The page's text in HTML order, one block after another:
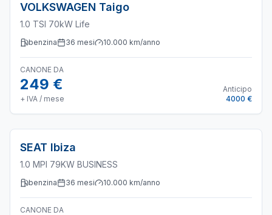
VOLKSWAGEN Taigo
1.0 TSI 70kW Life
benzina 36 mesi 10.000 km/anno
CANONE DA
249 €
+ IVA / mese
Anticipo
4000 €
SEAT Ibiza
1.0 MPI 79KW BUSINESS
benzina 36 mesi 10.000 km/anno
CANONE DA